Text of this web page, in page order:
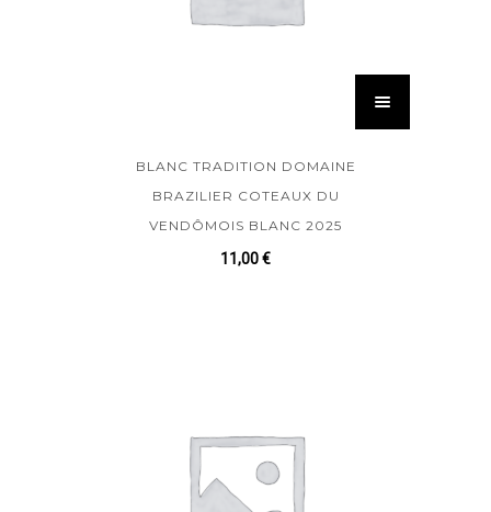
BLANC TRADITION DOMAINE
BRAZILIER COTEAUX DU
VENDÔMOIS BLANC 2025
11,00€